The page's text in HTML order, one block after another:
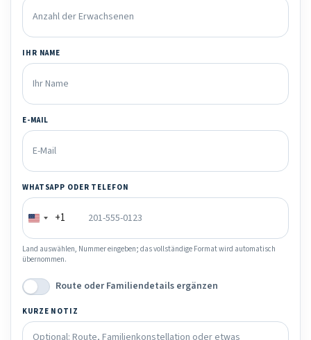
IHR NAME
E-MAIL
WHATSAPP ODER TELEFON
+1
Land auswählen, Nummer eingeben; das vollständige Format wird automatisch
übernommen.
Route oder Familiendetails ergänzen
KURZE NOTIZ